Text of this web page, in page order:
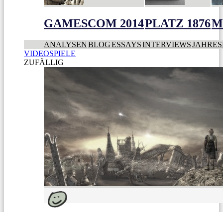
GAMESCOM 2014PLATZ 1876
ANALYSENBLOGESSAYSINTERVIEWS
VIDEOSPIELE
ZUFÄLLIG